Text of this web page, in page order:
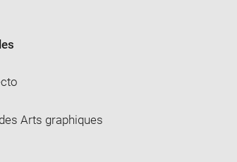
Arts graphiques